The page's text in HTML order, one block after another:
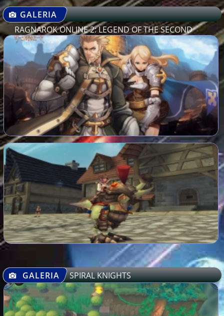
GALERIA
RAGNAROK ONLINE 2: LEGEND OF THE SECOND
GALERIA SPIRAL KNIGHTS